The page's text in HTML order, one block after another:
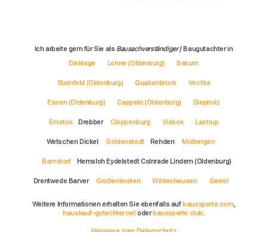
Ich arbeite gern für Sie als Bausachverständiger/ Baugutachter in
Dinklage
Lohne (Oldenburg) Bakum
Steinfeld (Oldenburg) Quakenbrück Vechta
Essen (Oldenburg) Cappeln (Oldenburg) Diepholz
Emstek Drebber Cloppenburg Visbek Lastrup
Wetschen Dickel Goldenstedt Rehden Molbergen
Barnstorf Hemsloh Eydelstedt Colnrade Lindern (Oldenburg)
Drentwede Barver Großenkneten Wildeshausen Garrel
Weitere Informationen erhalten Sie ebenfalls auf bauexperte.com,
hauskauf-gutachter.netoderbauexperte.club.